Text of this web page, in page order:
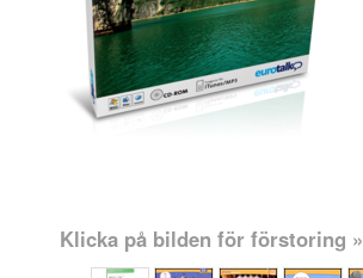
Klicka på bilden för förstoring »